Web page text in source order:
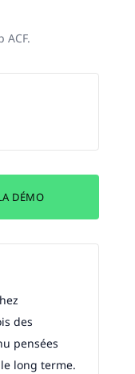
ACF.
DÉMO
des
pensées
long terme.